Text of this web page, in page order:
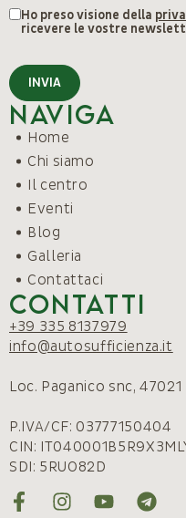
Ho preso visione della
ricevere le vostre
INVIA
Naviga
Home
Chi siamo
Il centro
Eventi
Blog
Galleria
Contattaci
Contatti
+39 335 8137979
info@autosufficienza.it
Loc. Paganico snc,
P.IVA/CF: 03777150404
CIN:
SDI: 5RUO82D